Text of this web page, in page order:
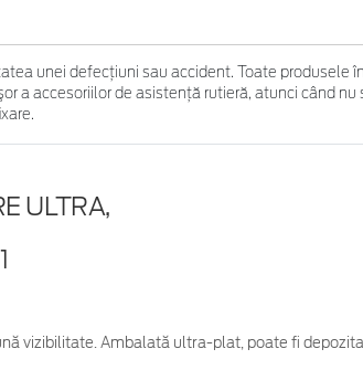
unei defecţiuni sau accident. Toate produsele
a accesoriilor de asistenţă rutieră, atunci când nu
ULTRA,
vizibilitate. Ambalată ultra-plat, poate fi